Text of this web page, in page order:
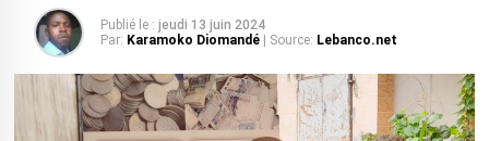
Publié le : jeudi 13 juin 2024
Par: Karamoko Diomandé | Source: Lebanco.net